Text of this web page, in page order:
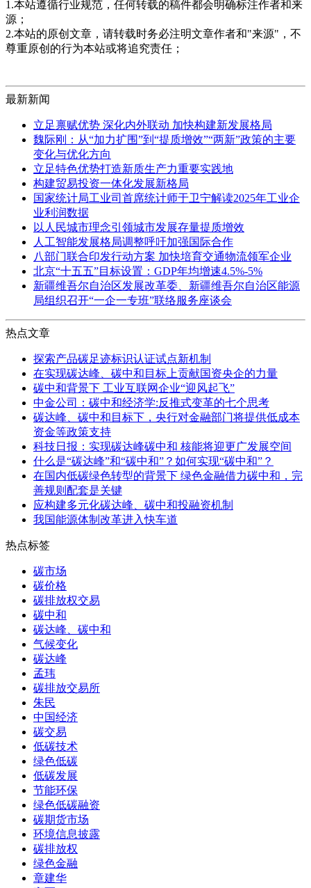
1.本站遵循行业规范，任何转载的稿件都会明确标注作者和来
源；
2.本站的原创文章，请转载时务必注明文章作者和"来源"，不
尊重原创的行为本站或将追究责任；
最新新闻
立足禀赋优势 深化内外联动 加快构建新发展格局
魏际刚：从“加力扩围”到“提质增效”“两新”政策的主要
变化与优化方向
立足特色优势打造新质生产力重要实践地
构建贸易投资一体化发展新格局
国家统计局工业司首席统计师于卫宁解读2025年工业企
业利润数据
以人民城市理念引领城市发展存量提质增效
人工智能发展格局调整呼吁加强国际合作
八部门联合印发行动方案 加快培育交通物流领军企业
北京“十五五”目标设置：GDP年均增速4.5%-5%
新疆维吾尔自治区发展改革委、新疆维吾尔自治区能源
局组织召开“一企一专班”联络服务座谈会
热点文章
探索产品碳足迹标识认证试点新机制
在实现碳达峰、碳中和目标上贡献国资央企的力量
碳中和背景下 工业互联网企业“迎风起飞”
中金公司：碳中和经济学:反推式变革的七个思考
碳达峰、碳中和目标下，央行对金融部门将提供低成本
资金等政策支持
科技日报：实现碳达峰碳中和 核能将迎更广发展空间
什么是“碳达峰”和“碳中和”？如何实现“碳中和”？
在国内低碳绿色转型的背景下 绿色金融借力碳中和，完
善规则配套是关键
应构建多元化碳达峰、碳中和投融资机制
我国能源体制改革进入快车道
热点标签
碳市场
碳价格
碳排放权交易
碳中和
碳达峰、碳中和
气候变化
碳达峰
孟玮
碳排放交易所
朱民
中国经济
碳交易
低碳技术
绿色低碳
低碳发展
节能环保
绿色低碳融资
碳期货市场
环境信息披露
碳排放权
绿色金融
章建华